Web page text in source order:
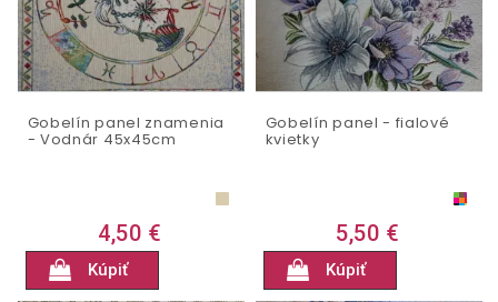
Gobelín panel znamenia
- Vodnár 45x45cm
4,50 €
Kúpiť
Gobelín panel - fialové
kvietky
5,50 €
Kúpiť